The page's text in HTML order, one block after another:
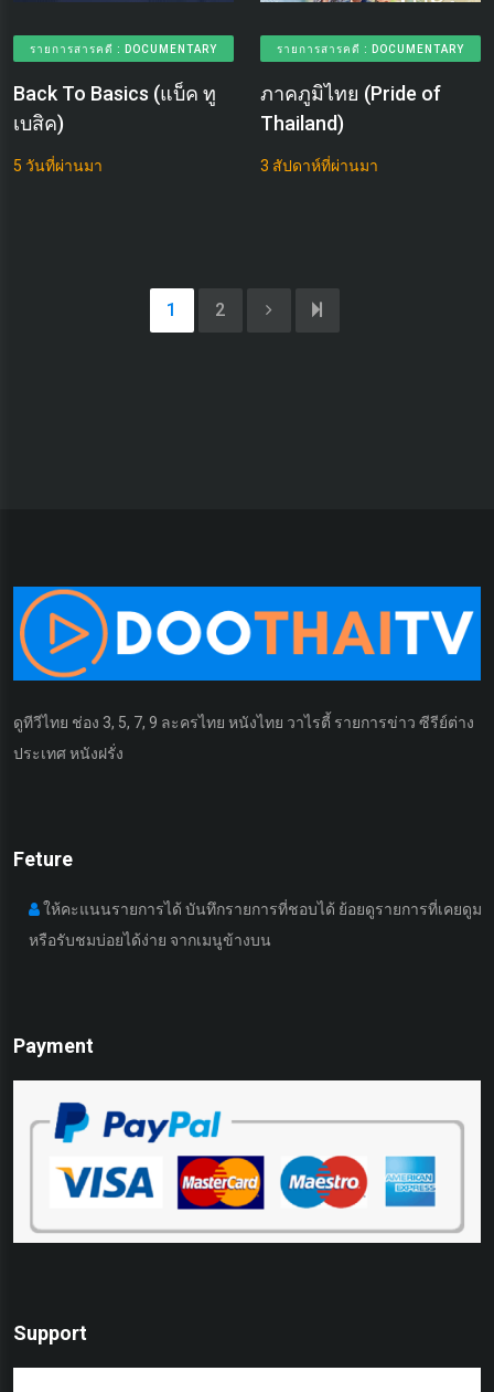
รายการสารคดี : DOCUMENTARY
Back To Basics (แบ็ค ทู
เบสิค)
5 วันที่ผ่านมา
รายการสารคดี : DOCUMENTARY
ภาคภูมิไทย (Pride of
Thailand)
3 สัปดาห์ที่ผ่านมา
1 2
ดูทีวีไทย ช่อง 3, 5, 7, 9 ละครไทย หนังไทย วาไรตี้ รายการข่าว ซีรีย์ต่าง
ประเทศ หนังฝรั่ง
Feture
ให้คะแนนรายการได้ บันทึกรายการที่ชอบได้ ย้อยดูรายการที่เคยดูมา
หรือรับชมบ่อยได้ง่าย จากเมนูข้างบน
Payment
Support